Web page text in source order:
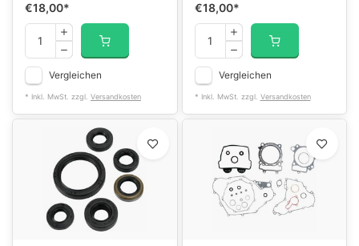
€18,00*
Vergleichen
* Inkl. MwSt. zzgl. Versandkosten
€18,00*
Vergleichen
* Inkl. MwSt. zzgl. Versandkosten